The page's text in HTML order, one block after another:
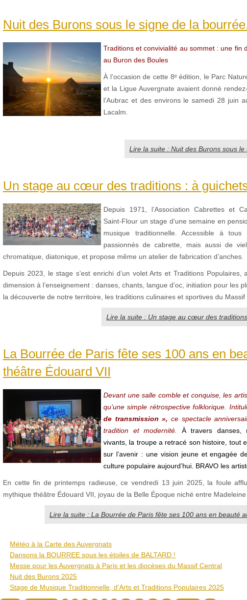
Nuit des Burons sous le signe de la
Traditions et convivialité au sommet : une fin
au Buron des Boules
À l’occasion de cette 8ᵉ édition, le Parc
et la Ligue Auvergnate avaient donné
l’Aubrac et des environs le samedi 28 juin
Lacalm.
Lire la suite : Nuit des Burons sous le
Un stage au cœur des traditions : à
Depuis 1971, l’Association Cabrettes et
Saint-Flour un stage d’une semaine en
musique traditionnelle. Accessible à
passionnés de cabrette, mais aussi de
chromatique, diatonique, et propose même un atelier de fabrication d’anches.
Depuis 2023, le stage s’est enrichi d’un volet Arts et Traditions Populaires,
dimension à l’enseignement : danses, chants, langue d’oc, initiation pour les
la découverte de notre territoire, les traditions culinaires et sportives du Massif
Lire la suite : Un stage au cœur des
La Bourrée de Paris fête ses 100 ans en
théâtre Édouard VII
Devant une salle comble et conquise, les
qu’une simple rétrospective folklorique.
de transmission », ce spectacle
tradition et modernité. À travers danses,
vivants, la troupe a retracé son histoire, tout
sur l’avenir : une vision jeune et engagée
culture populaire aujourd’hui. BRAVO les
En cette fin de printemps radieuse, ce vendredi 13 juin 2025, la foule
mythique théâtre Édouard VII, joyau de la Belle Époque niché entre Madeleine
Lire la suite : La Bourrée de Paris fête ses 100 ans en beauté
Météo à la Carte des Auvergnats
Dansons la BOURREE sous les étoiles de BALTARD !
Messe pour les Auvergnats à Paris et les diocèses du Massif Central
Nuit des Burons 2025
Stage de Musique Traditionnelle, d'Arts et Traditions Populaires 2025